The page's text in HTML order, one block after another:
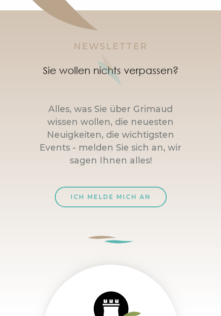
NEWSLETTER
Sie wollen nichts verpassen?
Alles, was Sie über Grimaud
wissen wollen, die neuesten
Neuigkeiten, die wichtigsten
Events - melden Sie sich an, wir
sagen Ihnen alles!
ICH MELDE MICH AN